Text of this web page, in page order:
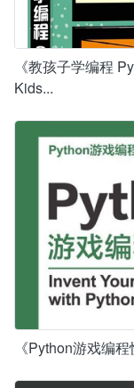
《教孩子学编程
Kids...
《Python游戏编